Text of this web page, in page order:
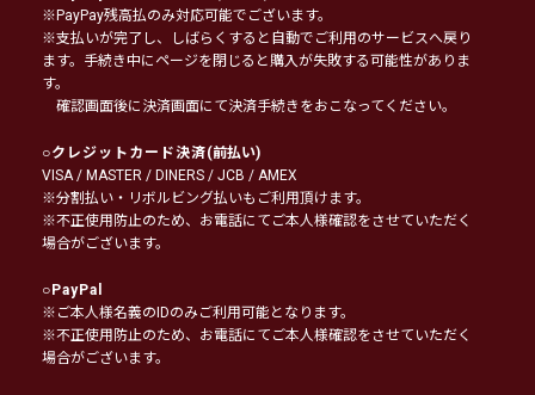
※PayPay残高払のみ対応可能でございます。
※支払いが完了し、しばらくすると自動でご利用のサービスへ戻り
ます。手続き中にページを閉じると購入が失敗する可能性がありま
す。
確認画面後に決済画面にて決済手続きをおこなってください。
○クレジットカード決済(前払い)
VISA / MASTER / DINERS / JCB / AMEX
※分割払い・リボルビング払いもご利用頂けます。
※不正使用防止のため、お電話にてご本人様確認をさせていただく
場合がございます。
○PayPal
※ご本人様名義のIDのみご利用可能となります。
※不正使用防止のため、お電話にてご本人様確認をさせていただく
場合がございます。